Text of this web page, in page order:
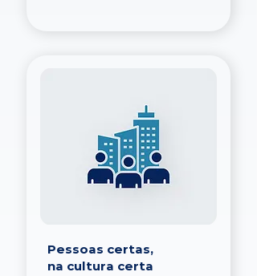
Pessoas certas,
na cultura certa